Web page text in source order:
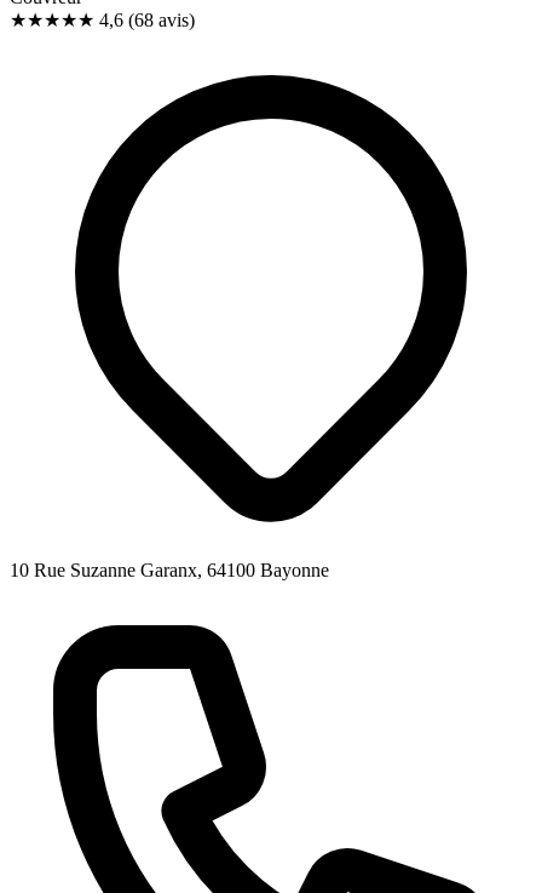
★★★★★ 4,6 (68 avis)
10 Rue Suzanne Garanx, 64100 Bayonne